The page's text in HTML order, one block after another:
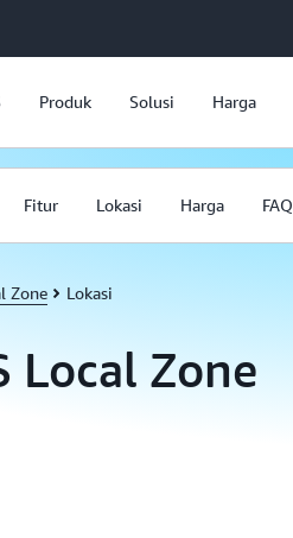
Produk Solusi Harga
Fitur Lokasi Harga FAQ
Zone Lokasi
Local Zone